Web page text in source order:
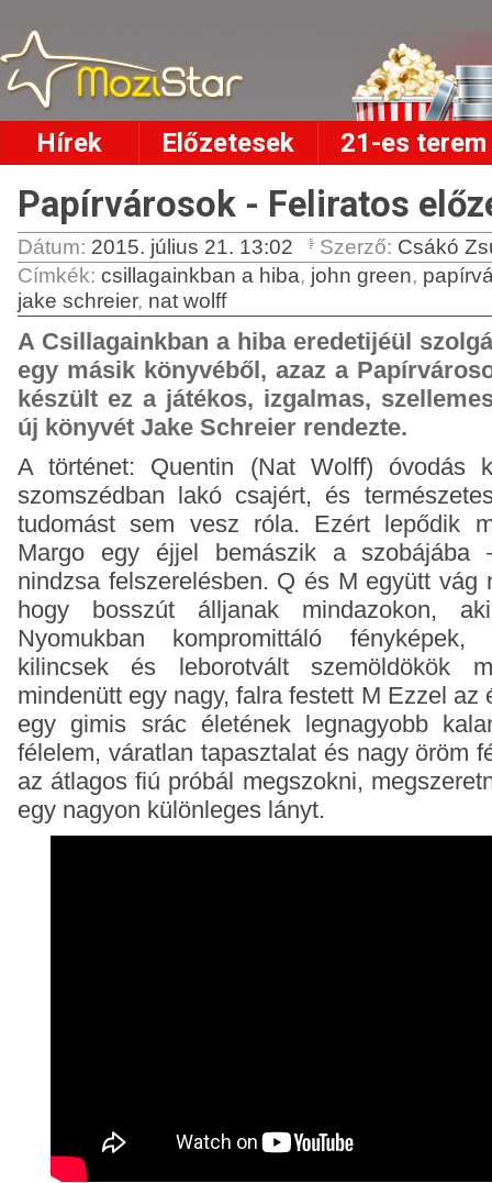
Hírek Előzetesek 21-es terem
Papírvárosok - Feliratos
Dátum: 2015. július 21. 13:02 Szerző: Csákó
Címkék: csillagainkban a hiba, john green,
jake schreier, nat wolff
A Csillagainkban a hiba eredetijéül
egy másik könyvéből, azaz a
készült ez a játékos, izgalmas,
új könyvét Jake Schreier rendezte.
A történet: Quentin (Nat Wolff) óvodás
szomszédban lakó csajért, és
tudomást sem vesz róla. Ezért lepődik
Margo egy éjjel bemászik a szobájába
nindzsa felszerelésben. Q és M együtt vág
hogy bosszút álljanak mindazokon,
Nyomukban kompromittáló fényképek,
kilincsek és leborotvált szemöldökök
mindenütt egy nagy, falra festett M Ezzel az
egy gimis srác életének legnagyobb
félelem, váratlan tapasztalat és nagy öröm
az átlagos fiú próbál megszokni,
egy nagyon különleges lányt.